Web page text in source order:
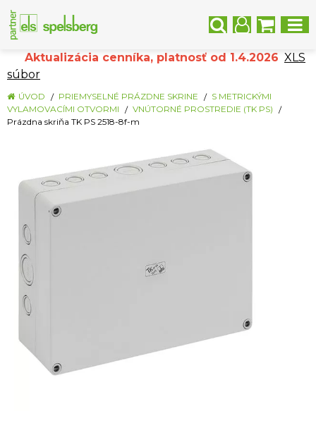
Aktualizácia cenníka, platnosť od 1.4.2026 XLS
súbor
ÚVOD PRIEMYSELNÉ PRÁZDNE SKRINE
S METRICKÝMI
VYLAMOVACÍMI OTVORMI
VNÚTORNÉ PROSTREDIE (TK PS)
Prázdna skriňa TK PS 2518-8f-m